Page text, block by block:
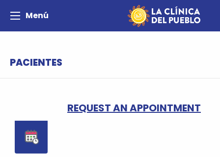
Menú
PACIENTES
REQUEST AN APPOINTMENT